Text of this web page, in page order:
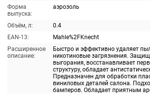
Форма
выпуска:
аэрозоль
Объём, л:
0.4
EAN-13:
Mahle%2FKnecht
Расширенное
описание:
Быстро и эффективно удаляет
никотиновые загрязнения.
выгорания, восстанавливает
структуру, обладает
Предназначен для обработки
виниловых деталей салона.
бамперов. Обладает приятным